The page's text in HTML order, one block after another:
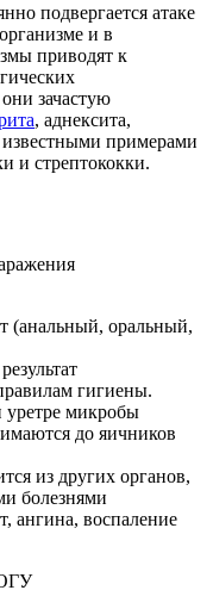
подвергается атаке
и в
приводят к
зачастую
, аднексита,
примерами
и стрептококки.
(анальный, оральный,
гигиены.
уретре микробы
до яичников
из других органов,
болезнями
ангина, воспаление